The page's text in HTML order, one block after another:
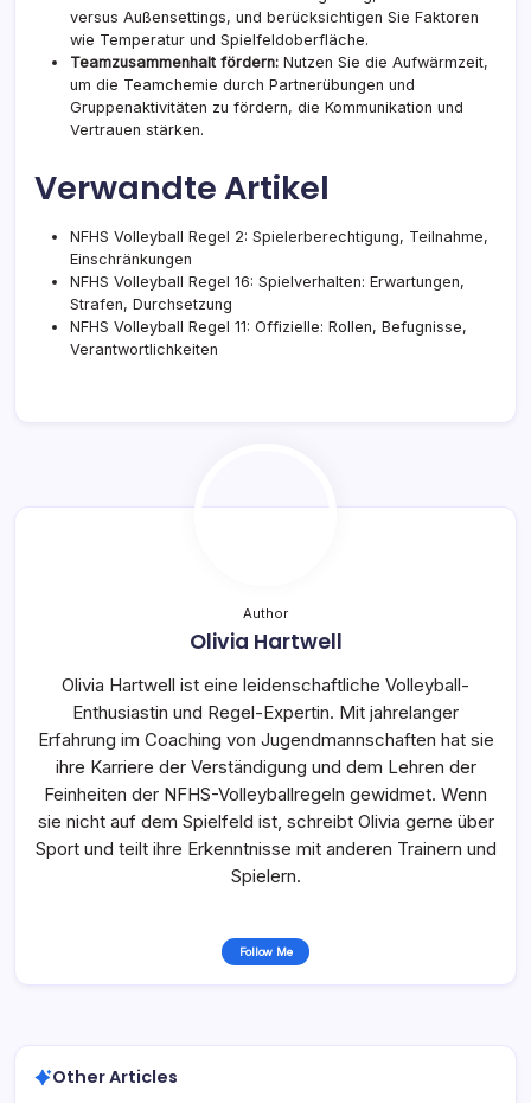
versus Außensettings, und berücksichtigen Sie Faktoren
wie Temperatur und Spielfeldoberfläche.
Teamzusammenhalt fördern: Nutzen Sie die Aufwärmzeit,
um die Teamchemie durch Partnerübungen und
Gruppenaktivitäten zu fördern, die Kommunikation und
Vertrauen stärken.
Verwandte Artikel
NFHS Volleyball Regel 2: Spielerberechtigung, Teilnahme,
Einschränkungen
NFHS Volleyball Regel 16: Spielverhalten: Erwartungen,
Strafen, Durchsetzung
NFHS Volleyball Regel 11: Offizielle: Rollen, Befugnisse,
Verantwortlichkeiten
Author
Olivia Hartwell
Olivia Hartwell ist eine leidenschaftliche Volleyball-
Enthusiastin und Regel-Expertin. Mit jahrelanger
Erfahrung im Coaching von Jugendmannschaften hat sie
ihre Karriere der Verständigung und dem Lehren der
Feinheiten der NFHS-Volleyballregeln gewidmet. Wenn
sie nicht auf dem Spielfeld ist, schreibt Olivia gerne über
Sport und teilt ihre Erkenntnisse mit anderen Trainern und
Spielern.
Follow Me
Other Articles